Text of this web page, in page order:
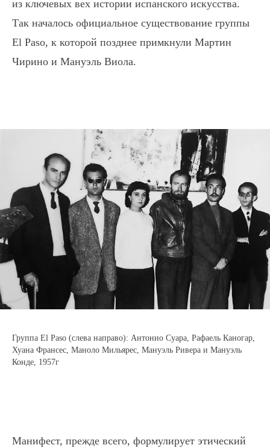
из ключевых вех истории испанского искусства.
Так началось официальное существование группы
El Paso, к которой позднее примкнули Мартин
Чирино и Мануэль Виола.
Группа El Paso (слева направо): Антонио Суара, Рафаель Каногар,
Хуана Франсес, Маноло Мильярес, Мануэль Ривера и Мануэль
Конде, 1957г
Манифест, прежде всего, формулирует этический